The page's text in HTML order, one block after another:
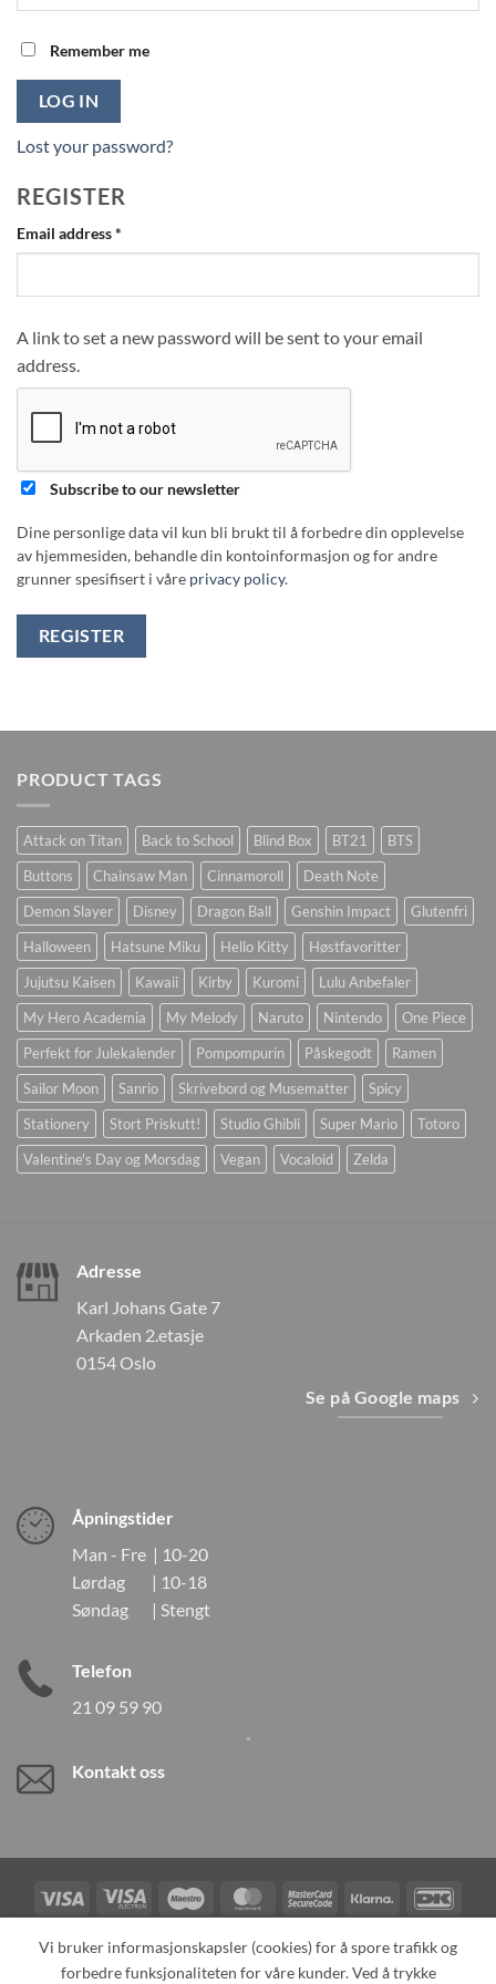
Remember me
LOG IN
Lost your password?
REGISTER
Email address*
A link to set a new password will be sent to your email
address.
Subscribe to our newsletter
Dine personlige data vil kun bli brukt til å forbedre din opplevelse
av hjemmesiden, behandle din kontoinformasjon og for andre
grunner spesifisert i våre privacy policy.
REGISTER
PRODUCT TAGS
Attack on Titan Back to School Blind Box BT21
BTS
Buttons
Chainsaw Man Cinnamoroll
Death Note
Demon Slayer
Disney Dragon Ball Genshin Impact
Glutenfri
Halloween
Hatsune Miku Hello Kitty
Høstfavoritter
Jujutsu Kaisen
Kawaii Kirby Kuromi
Lulu Anbefaler
My Hero Academia
My Melody Naruto Nintendo
One Piece
Perfekt for Julekalender
Pompompurin Påskegodt
Ramen
Sailor Moon
Sanrio Skrivebord og Musematter
Spicy
Stationery
Stort Priskutt! Studio Ghibli Super Mario
Totoro
Valentine's Day og Morsdag
Vegan Vocaloid Zelda
Adresse
Karl Johans Gate 7
Arkaden 2.etasje
0154 Oslo
Se på Google maps
Åpningstider
Man - Fre | 10-20
Lørdag | 10-18
Søndag | Stengt
Telefon
21 09 59 90
Kontakt oss
Visa
Visa
Electron
Maestro MasterCardMasterCard
2
Klarna
Card
TILBAKEKALLINGER KONTAKT OSS OM OSS
Vi bruker informasjonskapsler (cookies) for å spore trafikk og
forbedre funksjonaliteten for våre kunder. Ved å trykke